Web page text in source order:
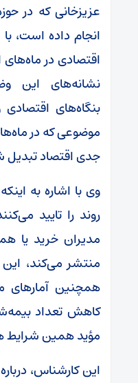
عزیزخانی که در
انجام داده است،
اقتصادی در
نشانه‌های این
بنگاه‌های
موضوعی که در
جدی اقتصاد
وی با اشاره به
روند را تایید
مدیران خرید یا
منتشر می‌کند،
همچنین آمارهای
کاهش تعداد
مؤید همین شرایط
این کارشناس،